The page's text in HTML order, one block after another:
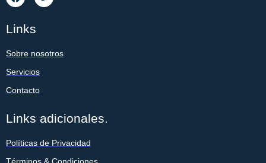
Links
Sobre nosotros
Servicios
Contacto
Links adicionales.
Políticas de Privacidad
Términos & Condiciones